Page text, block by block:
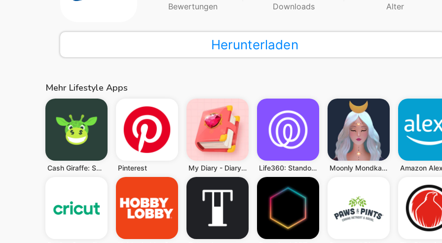
Bewertungen Downloads Alter
Herunterladen
Mehr Lifestyle Apps
Cash Giraffe: Spiel und gewinn Pinterest My Diary - Diary With Lock Life360: Standort teilen Moonly Mondkalender Mondphasen Amazon